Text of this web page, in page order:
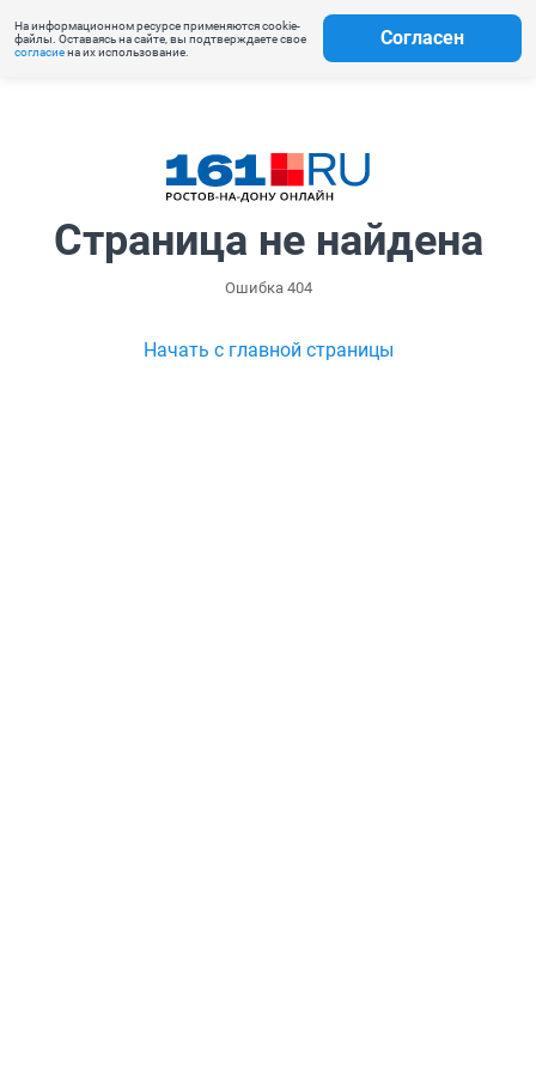
На информационном ресурсе применяются cookie-
файлы. Оставаясь на сайте, вы подтверждаете свое
согласиена их использование.
Согласен
Страница не найдена
Ошибка 404
Начать с главной страницы